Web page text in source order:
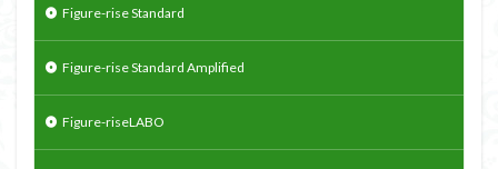
Figure-rise Standard
Figure-rise Standard Amplified
Figure-riseLABO